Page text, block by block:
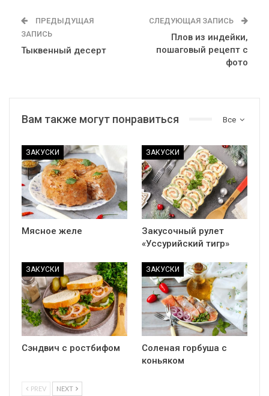
ПРЕДЫДУЩАЯ
ЗАПИСЬ
Тыквенный десерт
СЛЕДУЮЩАЯ ЗАПИСЬ
Плов из индейки,
пошаговый рецепт с
фото
Все
Вам также могут понравиться
ЗАКУСКИ
Мясное желе
ЗАКУСКИ
Закусочный рулет
«Уссурийский тигр»
ЗАКУСКИ
Сэндвич с ростбифом
ЗАКУСКИ
Соленая горбуша с
коньяком
PREV NEXT